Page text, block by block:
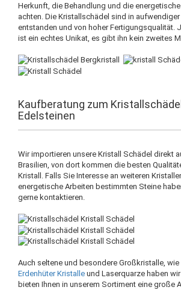
Herkunft, die Behandlung und die
achten. Die Kristallschädel sind in
entstanden und von hoher Fertigungsqualität.
ist ein echtes Unikat, es gibt ihn kein zweites
Kaufberatung zum
Edelsteinen
Wir importieren unsere Kristall Schädel direkt
Brasilien, von dort kommen die besten
Kristall. Falls Sie Interesse an weiteren
energetische Arbeiten bestimmten Steine
gerne kontaktieren.
Auch seltene und besondere Großkristalle,
Erdenhüter Kristalle und Laserquarze haben
bieten Ihnen in unserem Sortiment eine große